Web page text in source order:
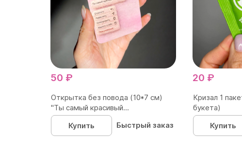
50 ₽
Открытка без повода (10*7 см)
"Ты самый красивый...
Купить
Быстрый заказ
20 ₽
Кризал 1
букета)
Купить